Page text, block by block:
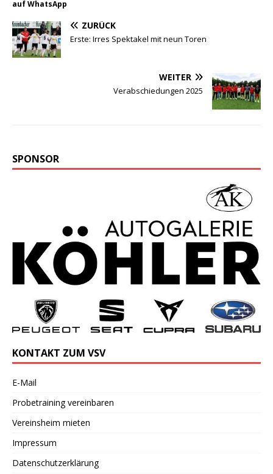
auf WhatsApp
ZURÜCK
Erste: Irres Spektakel mit neun Toren
WEITER
Verabschiedungen 2025
SPONSOR
KONTAKT ZUM VSV
E-Mail
Probetraining vereinbaren
Vereinsheim mieten
Impressum
Datenschutzerklärung